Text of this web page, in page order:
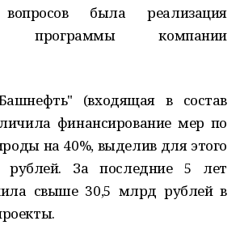
была реализация
программы компании
(входящая в состав
финансирование мер по
на 40%, выделив для этого
За последние 5 лет
свыше 30,5 млрд рублей в